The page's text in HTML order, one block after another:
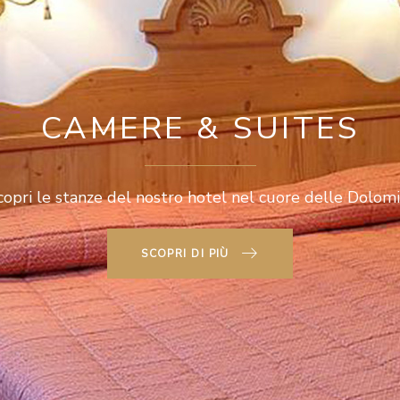
CAMERE & SUITES
le stanze del nostro hotel nel cuore delle
SCOPRI DI PIÙ